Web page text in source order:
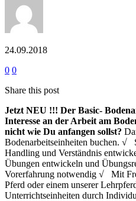
24.09.2018
0 0
Share this post
Jetzt NEU !!! Der Basic-
Interesse an der Arbeit am
nicht wie Du anfangen sollst?
Bodenarbeitseinheiten buchen. √
Handling und Verständnis
Übungen entwickeln und
Vorerfahrung notwendig √ Mit
Pferd oder einem unserer
Unterrichtseinheiten durch